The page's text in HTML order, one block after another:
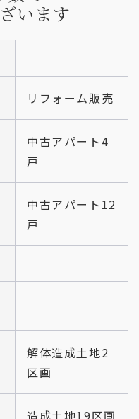
います
リフォーム販売
中古アパート4
戸
中古アパート12
戸
解体造成土地2
区画